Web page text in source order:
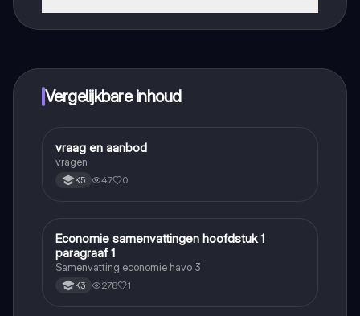
Vergelijkbare inhoud
Economie
vraag en aanbod
vragen
K5 47 0
Economie
Economie samenvattingen hoofdstuk 1
paragraaf 1
Samenvatting economie havo 3
K3 278 1